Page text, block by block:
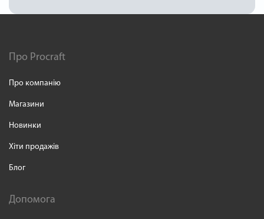
Про Procraft
Про компанію
Магазини
Новинки
Хіти продажів
Блог
Допомога